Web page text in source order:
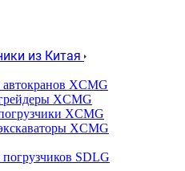
из Китая
автокранов XCMG
XCMG
XCMG
XCMG
погрузчиков SDLG